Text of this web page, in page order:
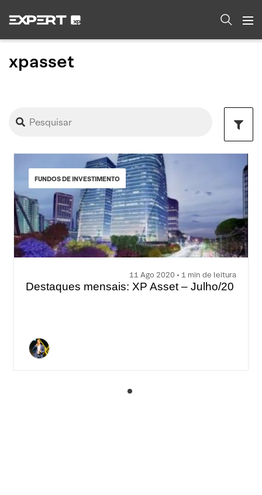
xpasset
FUNDOS DE INVESTIMENTO
11 Ago 2020 • 1 min de leitura
Destaques mensais: XP Asset – Julho/20